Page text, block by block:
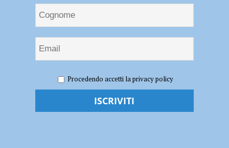
Gobernadora” in scena a Palazzo Farnese il 14 e 15 marzo
“La Gobernadora” in scena a Palazzo
Procedendo accetti la privacy policy